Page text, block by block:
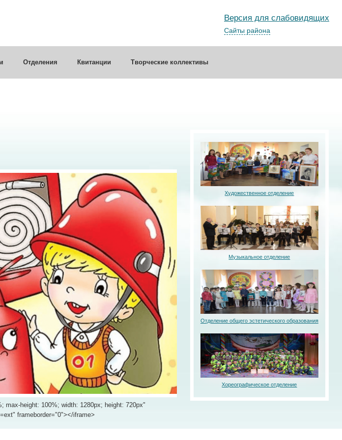
Версия для слабовидящих
Сайты района
Отделения Квитанции Творческие коллективы
max-height: 100%; width: 1280px; height: 720px"
frameborder="0"></iframe>
Художественное отделение
Музыкальное отделение
Отделение общего эстетического образования
Хореографическое отделение